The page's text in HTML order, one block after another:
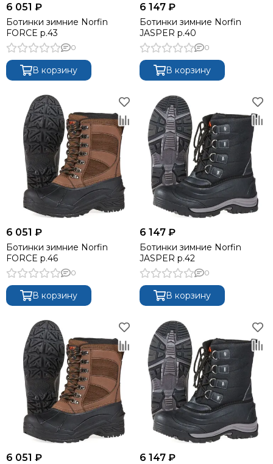
6 051 ₽
Ботинки зимние Norfin
FORCE р.43
0
В корзину
6 147 ₽
Ботинки зимние Norfin
JASPER р.40
0
В корзину
6 051 ₽
Ботинки зимние Norfin
FORCE р.46
0
В корзину
6 147 ₽
Ботинки зимние Norfin
JASPER р.42
0
В корзину
6 051 ₽ 6 147 ₽